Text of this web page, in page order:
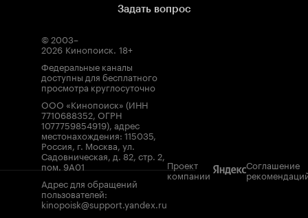
Задать вопрос
© 2003–
2026 Кинопоиск. 18+
Федеральные каналы
доступны для бесплатного
просмотра круглосуточно
ООО «Кинопоиск» (ИНН
7710688352, ОГРН
1077759854919), адрес
местонахождения: 115035,
Россия, г. Москва, ул.
Садовническая, д. 82, стр. 2,
пом. 9А01
Адрес для обращений
пользователей:
kinopoisk@support.yandex.ru
Проект
компании
Соглашение